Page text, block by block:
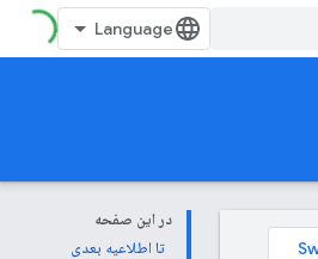
در این صفحه
تا اطلاعیه بعدی